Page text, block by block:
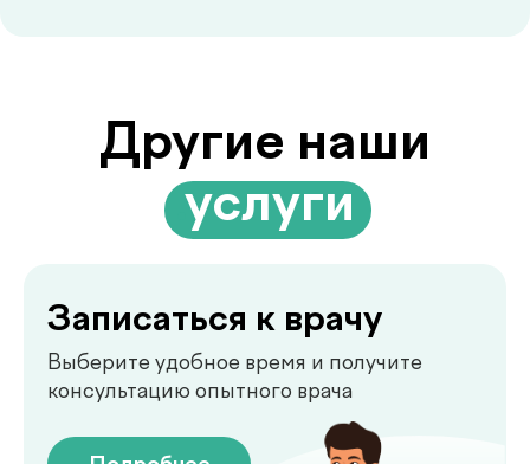
на дом
быстро и без посещения клиники